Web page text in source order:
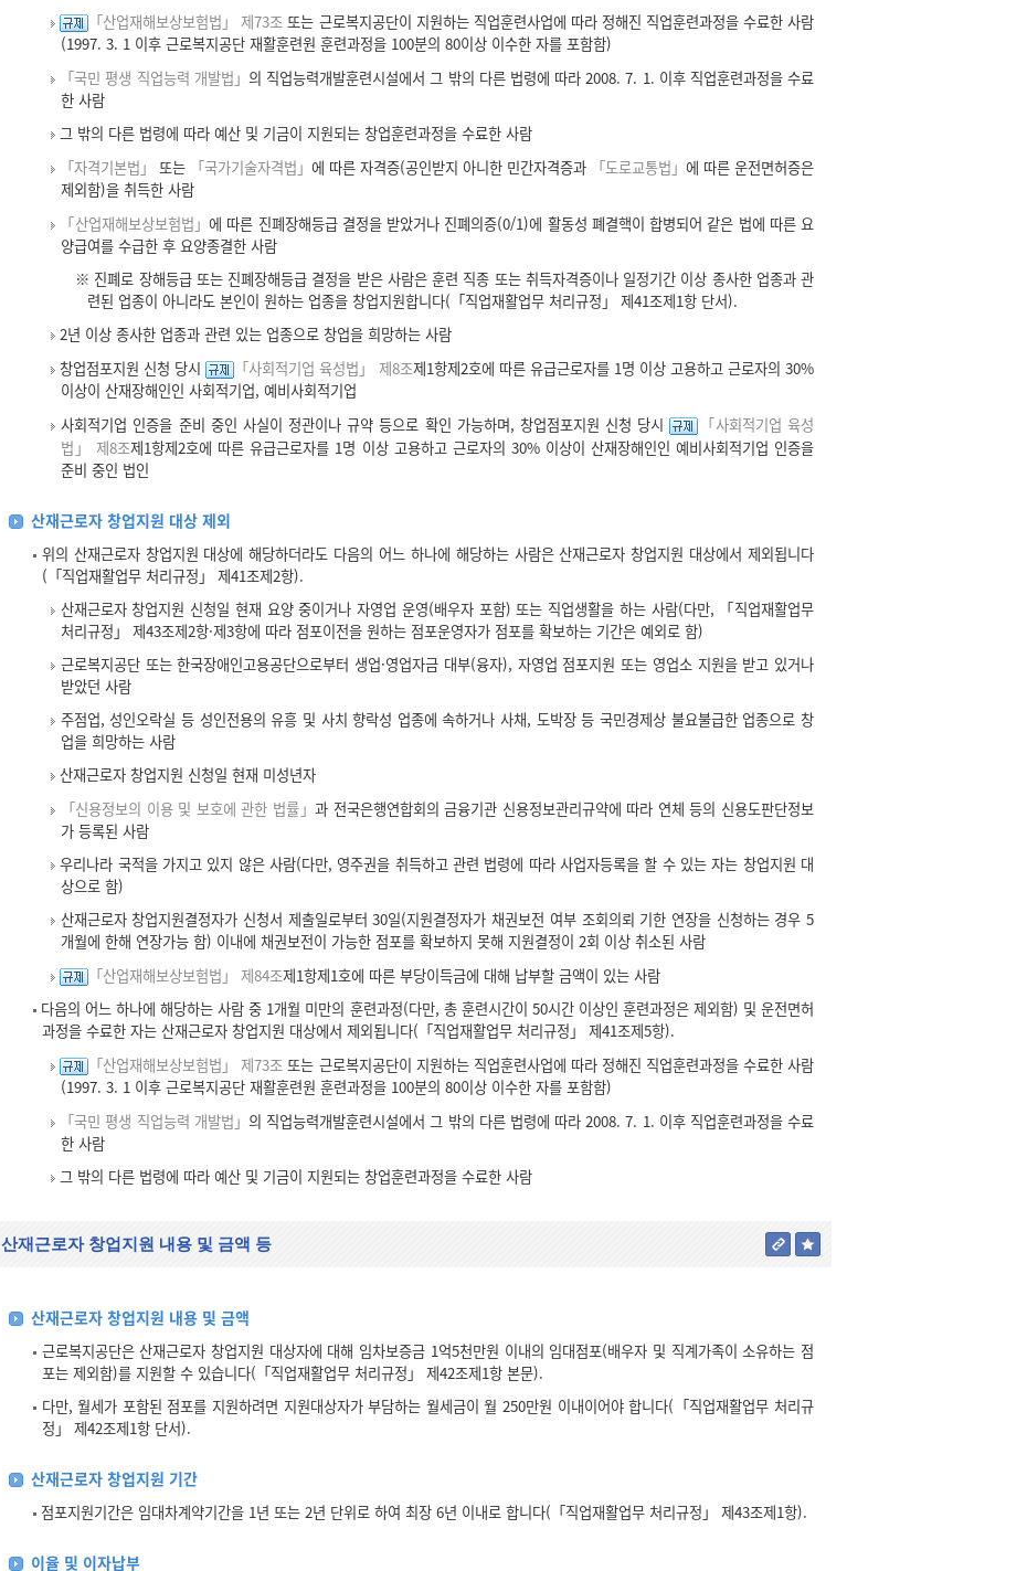
「산업재해보상보험법」 제73조 또는 근로복지공단이 지원하는 직업훈련사업에 따라 정해진 직업훈련과정을 수료한 사람
(1997. 3. 1 이후 근로복지공단 재활훈련원 훈련과정을 100분의 80이상 이수한 자를 포함함)
「국민 평생 직업능력 개발법」의 직업능력개발훈련시설에서 그 밖의 다른 법령에 따라 2008. 7. 1. 이후 직업훈련과정을 수료
한 사람
그 밖의 다른 법령에 따라 예산 및 기금이 지원되는 창업훈련과정을 수료한 사람
「자격기본법」
또는 「국가기술자격법」 에 따른 자격증(공인받지 아니한 민간자격증과 「도로교통법」 에 따른 운전면허증은
제외함)을 취득한 사람
「산업재해보상보험법」 에 따른 진폐장해등급 결정을 받았거나 진폐의증(0/1)에 활동성 폐결핵이 합병되어 같은 법에 따른 요
양급여를 수급한 후 요양종결한 사람
※ 진폐로 장해등급 또는 진폐장해등급 결정을 받은 사람은 훈련 직종 또는 취득자격증이나 일정기간 이상 종사한 업종과 관
련된 업종이 아니라도 본인이 원하는 업종을 창업지원합니다(「직업재활업무 처리규정」 제41조제1항 단서).
2년 이상 종사한 업종과 관련 있는 업종으로 창업을 희망하는 사람
창업점포지원 신청 당시
「사회적기업 육성법」 제8조제1항제2호에 따른 유급근로자를 1명 이상 고용하고 근로자의 30%
이상이 산재장해인인 사회적기업, 예비사회적기업
사회적기업 인증을 준비 중인 사실이 정관이나 규약 등으로 확인 가능하며, 창업점포지원 신청 당시
「사회적기업 육성
법」 제8조제1항제2호에 따른 유급근로자를 1명 이상 고용하고 근로자의 30% 이상이 산재장해인인 예비사회적기업 인증을
준비 중인 법인
산재근로자 창업지원 대상 제외
위의 산재근로자 창업지원 대상에 해당하더라도 다음의 어느 하나에 해당하는 사람은 산재근로자 창업지원 대상에서 제외됩니다
(「직업재활업무 처리규정」 제41조제2항).
산재근로자 창업지원 신청일 현재 요양 중이거나 자영업 운영(배우자 포함) 또는 직업생활을 하는 사람(다만, 「직업재활업무
처리규정」 제43조제2항·제3항에 따라 점포이전을 원하는 점포운영자가 점포를 확보하는 기간은 예외로 함)
근로복지공단 또는 한국장애인고용공단으로부터 생업·영업자금 대부(융자), 자영업 점포지원 또는 영업소 지원을 받고 있거나
받았던 사람
주점업, 성인오락실 등 성인전용의 유흥 및 사치 향락성 업종에 속하거나 사채, 도박장 등 국민경제상 불요불급한 업종으로 창
업을 희망하는 사람
산재근로자 창업지원 신청일 현재 미성년자
「신용정보의 이용 및 보호에 관한 법률」과 전국은행연합회의 금융기관 신용정보관리규약에 따라 연체 등의 신용도판단정보
가 등록된 사람
우리나라 국적을 가지고 있지 않은 사람(다만, 영주권을 취득하고 관련 법령에 따라 사업자등록을 할 수 있는 자는 창업지원 대
상으로 함)
산재근로자 창업지원결정자가 신청서 제출일로부터 30일(지원결정자가 채권보전 여부 조회의뢰 기한 연장을 신청하는 경우 5
개월에 한해 연장가능 함) 이내에 채권보전이 가능한 점포를 확보하지 못해 지원결정이 2회 이상 취소된 사람
「산업재해보상보험법」 제84조제1항제1호에 따른 부당이득금에 대해 납부할 금액이 있는 사람
다음의 어느 하나에 해당하는 사람 중 1개월 미만의 훈련과정(다만, 총 훈련시간이 50시간 이상인 훈련과정은 제외함) 및 운전면허
과정을 수료한 자는 산재근로자 창업지원 대상에서 제외됩니다(「직업재활업무 처리규정」 제41조제5항).
「산업재해보상보험법」 제73조 또는 근로복지공단이 지원하는 직업훈련사업에 따라 정해진 직업훈련과정을 수료한 사람
(1997. 3. 1 이후 근로복지공단 재활훈련원 훈련과정을 100분의 80이상 이수한 자를 포함함)
「국민 평생 직업능력 개발법」의 직업능력개발훈련시설에서 그 밖의 다른 법령에 따라 2008. 7. 1. 이후 직업훈련과정을 수료
한 사람
그 밖의 다른 법령에 따라 예산 및 기금이 지원되는 창업훈련과정을 수료한 사람
산재근로자 창업지원 내용 및 금액 등
산재근로자 창업지원 내용 및 금액
근로복지공단은 산재근로자 창업지원 대상자에 대해 임차보증금 1억5천만원 이내의 임대점포(배우자 및 직계가족이 소유하는 점
포는 제외함)를 지원할 수 있습니다(「직업재활업무 처리규정」 제42조제1항 본문).
다만, 월세가 포함된 점포를 지원하려면 지원대상자가 부담하는 월세금이 월 250만원 이내이어야 합니다(「직업재활업무 처리규
정」 제42조제1항 단서).
산재근로자 창업지원 기간
점포지원기간은 임대차계약기간을 1년 또는 2년 단위로 하여 최장 6년 이내로 합니다(「직업재활업무 처리규정」 제43조제1항).
이율 및 이자납부